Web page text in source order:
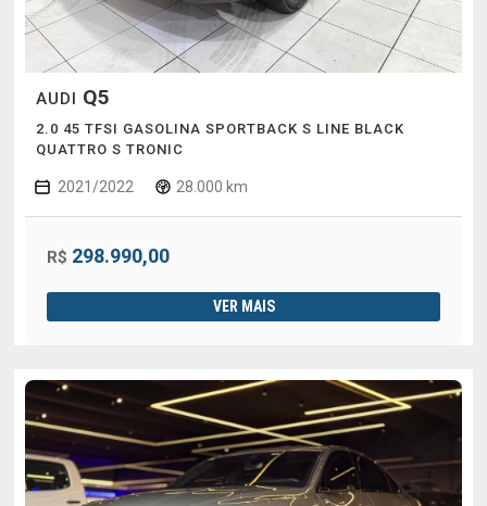
AUDI Q5
2.0 45 TFSI GASOLINA SPORTBACK S LINE BLACK
QUATTRO S TRONIC
2021/2022 28.000 km
R$ 298.990,00
VER MAIS